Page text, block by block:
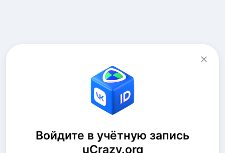
Войдите в учётную запись
uCrazy.org